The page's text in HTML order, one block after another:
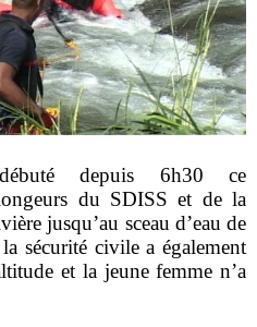
depuis 6h30 ce
du SDISS et de la
jusqu’au sceau d’eau de
sécurité civile a également
et la jeune femme n’a